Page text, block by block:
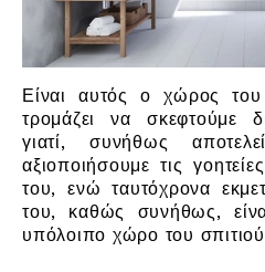
Είναι αυτός ο χώρος
τρομάζει να σκεφτούμε
γιατί, συνήθως
αξιοποιήσουμε τις
του, ενώ ταυτόχρονα
του, καθώς συνήθως,
υπόλοιπο χώρο του